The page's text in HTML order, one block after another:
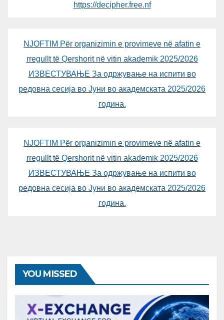
https://decipher.free.nf
NJOFTIM Për organizimin e provimeve në afatin e
rregullt të Qershorit në vitin akademik 2025/2026
ИЗВЕСТУВАЊЕ За одржување на испити во
редовна сесија во Јуни во академската 2025/2026
година.
NJOFTIM Për organizimin e provimeve në afatin e
rregullt të Qershorit në vitin akademik 2025/2026
ИЗВЕСТУВАЊЕ За одржување на испити во
редовна сесија во Јуни во академската 2025/2026
година.
YOU MISSED